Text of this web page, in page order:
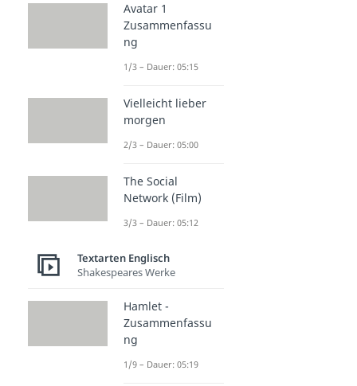
Avatar 1
Zusammenfassu
ng
1/3 – Dauer: 05:15
Vielleicht lieber
morgen
2/3 – Dauer: 05:00
The Social
Network (Film)
3/3 – Dauer: 05:12
Textarten Englisch
Shakespeares Werke
Hamlet -
Zusammenfassu
ng
1/9 – Dauer: 05:19